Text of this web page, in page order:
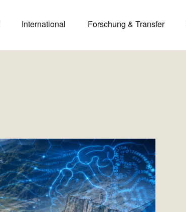
International Forschung & Transfer